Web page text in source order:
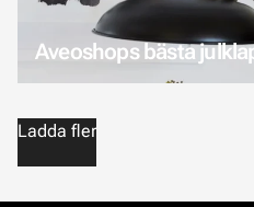
Aveoshops bästa
Ladda fler